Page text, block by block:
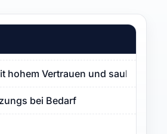
hohem Vertrauen und sauberer
bei Bedarf